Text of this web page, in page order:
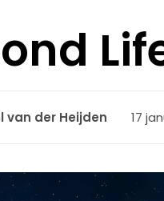
van der Heijden 17